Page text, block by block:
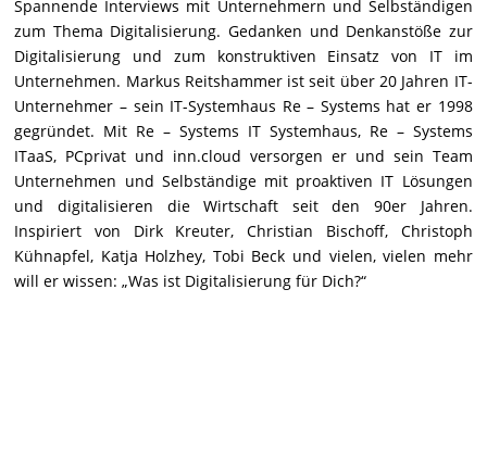
Spannende Interviews mit Unternehmern und Selbständigen
zum Thema Digitalisierung. Gedanken und Denkanstöße zur
Digitalisierung und zum konstruktiven Einsatz von IT im
Unternehmen. Markus Reitshammer ist seit über 20 Jahren IT-
Unternehmer – sein IT-Systemhaus Re – Systems hat er 1998
gegründet. Mit Re – Systems IT Systemhaus, Re – Systems
ITaaS, PCprivat und inn.cloud versorgen er und sein Team
Unternehmen und Selbständige mit proaktiven IT Lösungen
und digitalisieren die Wirtschaft seit den 90er Jahren.
Inspiriert von Dirk Kreuter, Christian Bischoff, Christoph
Kühnapfel, Katja Holzhey, Tobi Beck und vielen, vielen mehr
will er wissen: „Was ist Digitalisierung für Dich?“